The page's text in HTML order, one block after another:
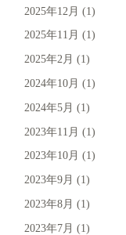
2025年12月 (1)
2025年11月 (1)
2025年2月 (1)
2024年10月 (1)
2024年5月 (1)
2023年11月 (1)
2023年10月 (1)
2023年9月 (1)
2023年8月 (1)
2023年7月 (1)